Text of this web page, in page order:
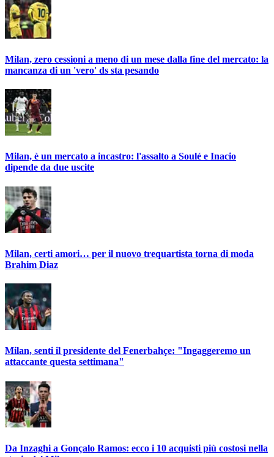
Milan, zero cessioni a meno di un mese dalla fine del mercato: la
mancanza di un 'vero' ds sta pesando
Milan, è un mercato a incastro: l'assalto a Soulé e Inacio
dipende da due uscite
Milan, certi amori… per il nuovo trequartista torna di moda
Brahim Diaz
Milan, senti il presidente del Fenerbahçe: "Ingaggeremo un
attaccante questa settimana"
Da Inzaghi a Gonçalo Ramos: ecco i 10 acquisti più costosi nella